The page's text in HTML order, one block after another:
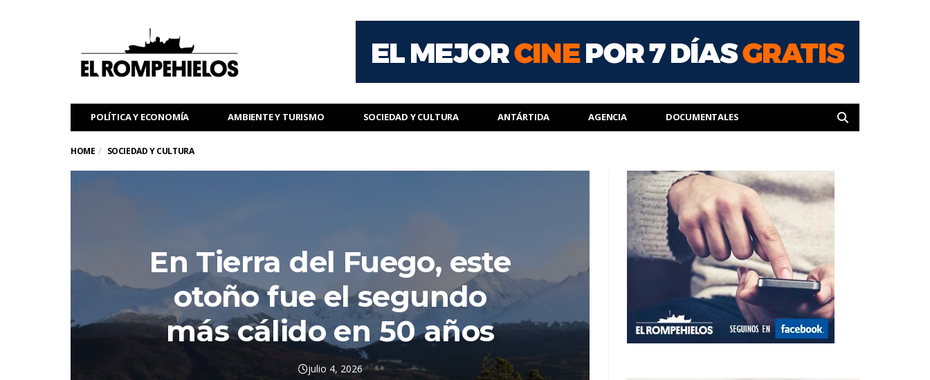
POLÍTICA Y ECONOMÍA AMBIENTE Y TURISMO SOCIEDAD Y CULTURA ANTÁRTIDA AGENCIA DOCUMENTALES
HOME SOCIEDAD Y CULTURA
En Tierra del Fuego, este
otoño fue el segundo
más cálido en 50 años
julio 4, 2026